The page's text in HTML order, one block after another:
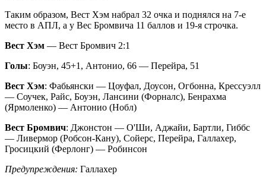
Таким образом, Вест Хэм набрал 32 очка и поднялся на 7-е
место в АПЛ, а у Вес Бромвича 11 баллов и 19-я строчка.
Вест Хэм — Вест Бромвич 2:1
Голы: Боуэн, 45+1, Антонио, 66 — Перейра, 51
Вест Хэм: Фабьянски — Цоуфал, Доусон, Огбонна, Крессуэлл
— Соучек, Райс, Боуэн, Лансини (Форналс), Бенрахма
(Ярмоленко) — Антонио (Нобл)
Вест Бромвич: Джонстон — О'Ши, Аджайи, Бартли, Гиббс
— Ливермор (Робсон-Кану), Сойерс, Перейра, Галлахер,
Гросицкий (Ферлонг) — Робинсон
Предупреждения: Галлахер